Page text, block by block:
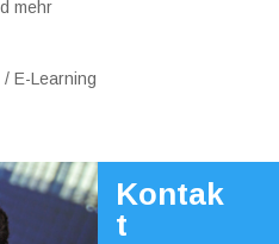
mehr
E-Learning
Kontak
t